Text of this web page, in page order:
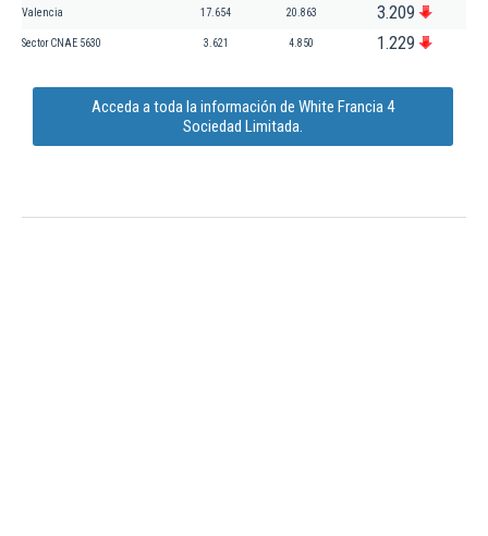
Valencia 17.654 20.863 3.209
Sector CNAE 5630 3.621 4.850 1.229
Acceda a toda la información de White Francia 4
Sociedad Limitada.